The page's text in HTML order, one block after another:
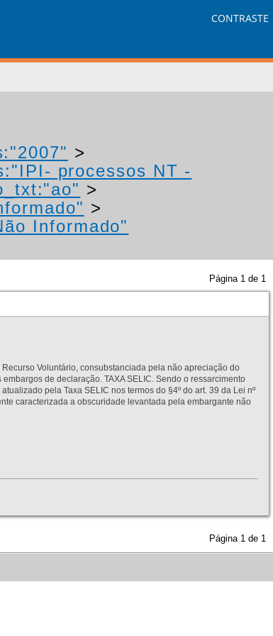
CONTRASTE
>
processos NT -
>
>
Informado"
Página 1 de 1
Voluntário, consubstanciada pela não apreciação do
de declaração. TAXA SELIC. Sendo o ressarcimento
pela Taxa SELIC nos termos do §4º do art. 39 da Lei nº
caracterizada a obscuridade levantada pela embargante não
Página 1 de 1